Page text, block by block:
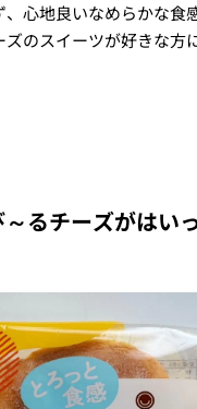
心地良いなめらかな食
ズのスイーツが好きな方
るチーズがはい